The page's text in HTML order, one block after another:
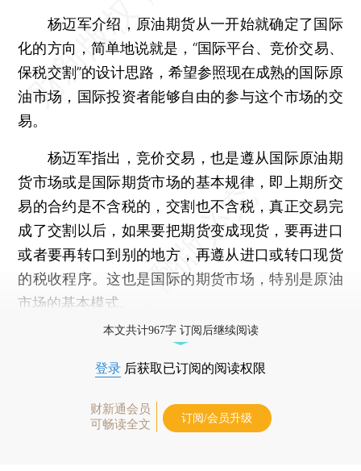
杨迈军介绍，原油期货从一开始就确定了国际
化的方向，简单地说就是，“国际平台、竞价交易、
保税交割”的设计思路，希望参照现在成熟的国际原
油市场，国际投资者能够自由的参与这个市场的交
易。
杨迈军指出，竞价交易，也是遵从国际原油期
货市场或是国际期货市场的基本规律，即上期所交
易的合约是不含税的，交割也不含税，真正交易完
成了交割以后，如果要把期货变成现货，要再进口
或者要再转口到别的地方，再遵从进口或转口现货
的税收程序。这也是国际的期货市场，特别是原油
市场的基本模式。
本文共计967字 订阅后继续阅读
登录 后获取已订阅的阅读权限
财新通会员
可畅读全文
订阅/会员升级